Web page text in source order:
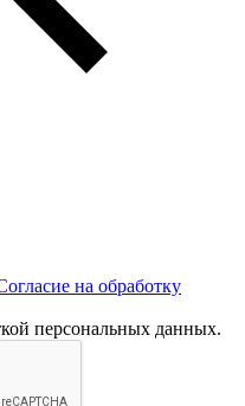
на обработку
персональных данных.